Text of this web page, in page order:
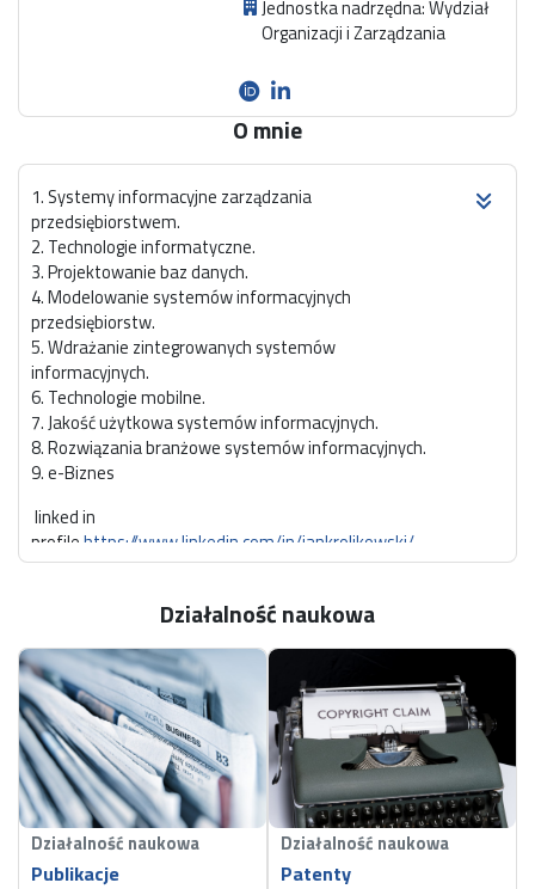
Jednostka nadrzędna: Wydział
Organizacji i Zarządzania
O mnie
1. Systemy informacyjne zarządzania
przedsiębiorstwem.
2. Technologie informatyczne.
3. Projektowanie baz danych.
4. Modelowanie systemów informacyjnych
przedsiębiorstw.
5. Wdrażanie zintegrowanych systemów
informacyjnych.
6. Technologie mobilne.
7. Jakość użytkowa systemów informacyjnych.
8. Rozwiązania branżowe systemów informacyjnych.
9. e-Biznes
linked in
profilehttps://www.linkedin.com/in/jankrolikowski/
office hours:https://kzpil.p.lodz.pl/jk
Działalność naukowa
Działalność naukowa
Publikacje
Działalność naukowa
Patenty